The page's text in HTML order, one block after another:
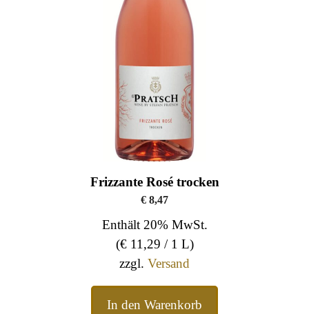
Frizzante Rosé trocken
€8,47
Enthält 20% MwSt.
(€11,29 / 1 L)
zzgl. Versand
In den Warenkorb